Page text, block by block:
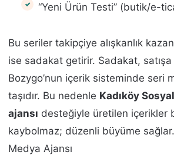
“Yeni Ürün Testi” (butik/e-
Bu seriler takipçiye alışkanlık
ise sadakat getirir. Sadakat,
Bozygo’nun içerik sisteminde seri
taşıdır. Bu nedenle Kadıköy
ajansı desteğiyle üretilen içerikler
kaybolmaz; düzenli büyüme
Medya Ajansı